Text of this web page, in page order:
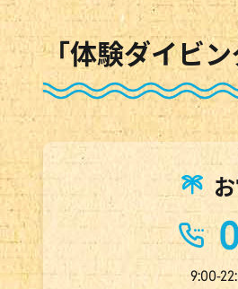
「体験ダイビ
9:00-